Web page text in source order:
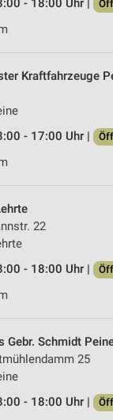
- 18:00 Uhr |
Kraftfahrzeuge
- 17:00 Uhr |
22
- 18:00 Uhr |
Gebr. Schmidt
25
- 18:00 Uhr |